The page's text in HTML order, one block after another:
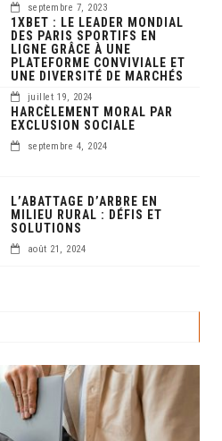
septembre 7, 2023
1XBET : LE LEADER MONDIAL
DES PARIS SPORTIFS EN
LIGNE GRÂCE À UNE
PLATEFORME CONVIVIALE ET
UNE DIVERSITÉ DE MARCHÉS
juillet 19, 2024
HARCÈLEMENT MORAL PAR
EXCLUSION SOCIALE
septembre 4, 2024
L’ABATTAGE D’ARBRE EN
MILIEU RURAL : DÉFIS ET
SOLUTIONS
août 21, 2024